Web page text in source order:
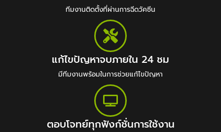
ทีมงานติดตั้งที่ผ่านการฉีดวัคซีน
แก้ไขปัญหาจบภายใน 24 ชม
มีทีมงานพร้อมในการช่วยแก้ไขปัญหา
ตอบโจทย์ทุกฟังก์ชั่นการใช้งาน